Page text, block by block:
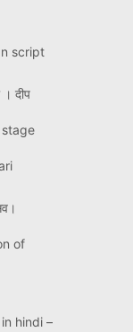
script
। दीप
stage
of
hindi –